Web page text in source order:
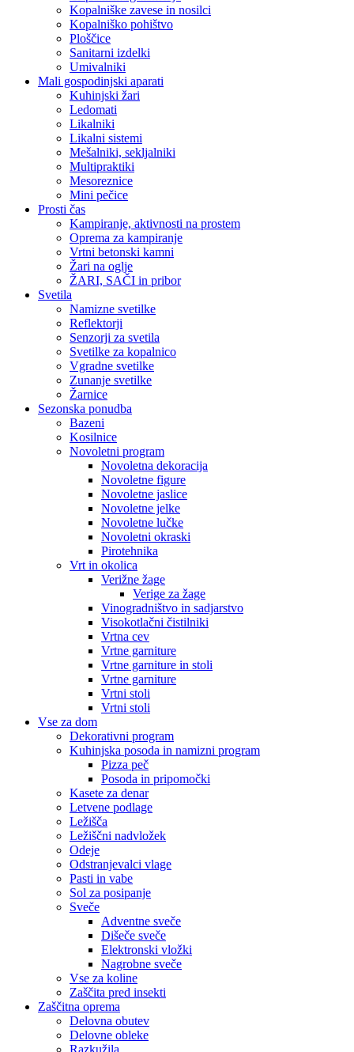
Kopalniške zavese in nosilci
Kopalniško pohištvo
Ploščice
Sanitarni izdelki
Umivalniki
Mali gospodinjski aparati
Kuhinjski žari
Ledomati
Likalniki
Likalni sistemi
Mešalniki, sekljalniki
Multipraktiki
Mesoreznice
Mini pečice
Prosti čas
Kampiranje, aktivnosti na prostem
Oprema za kampiranje
Vrtni betonski kamni
Žari na oglje
ŽARI, SAČI in pribor
Svetila
Namizne svetilke
Reflektorji
Senzorji za svetila
Svetilke za kopalnico
Vgradne svetilke
Zunanje svetilke
Žarnice
Sezonska ponudba
Bazeni
Kosilnice
Novoletni program
Novoletna dekoracija
Novoletne figure
Novoletne jaslice
Novoletne jelke
Novoletne lučke
Novoletni okraski
Pirotehnika
Vrt in okolica
Verižne žage
Verige za žage
Vinogradništvo in sadjarstvo
Visokotlačni čistilniki
Vrtna cev
Vrtne garniture
Vrtne garniture in stoli
Vrtne garniture
Vrtni stoli
Vrtni stoli
Vse za dom
Dekorativni program
Kuhinjska posoda in namizni program
Pizza peč
Posoda in pripomočki
Kasete za denar
Letvene podlage
Ležišča
Ležiščni nadvložek
Odeje
Odstranjevalci vlage
Pasti in vabe
Sol za posipanje
Sveče
Adventne sveče
Dišeče sveče
Elektronski vložki
Nagrobne sveče
Vse za koline
Zaščita pred insekti
Zaščitna oprema
Delovna obutev
Delovne obleke
Razkužila